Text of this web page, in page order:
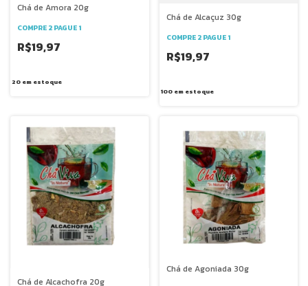
Chá de Amora 20g
COMPRE 2 PAGUE 1
R$19,97
20em estoque
Chá de Alcaçuz 30g
COMPRE 2 PAGUE 1
R$19,97
100 em estoque
Chá de Alcachofra 20g
Chá de Agoniada 30g